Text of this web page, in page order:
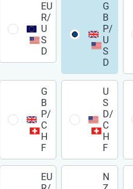
EU
R/
U
S
D
G
B
P/
U
S
D
G
B
P/
C
H
F
U
S
D/
C
H
F
EU
N